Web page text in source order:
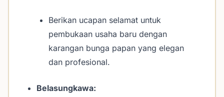
Berikan ucapan selamat untuk
pembukaan usaha baru dengan
karangan bunga papan yang elegan
dan profesional.
Belasungkawa: